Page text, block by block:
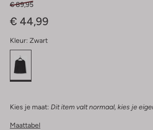
€ 89,95
€ 44,99
Kleur: Zwart
Kies je maat: Dit item valt normaal, kies je
Maattabel